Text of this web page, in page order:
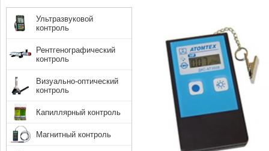
Ультразвуковой
контроль
Рентгенографический
контроль
Визуально-оптический
контроль
Капиллярный контроль
Магнитный контроль